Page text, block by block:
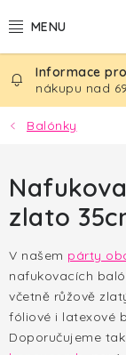
na
BALÓNKY
PÁRTY
TÉMATA
NAROZENINY
nákupu nad
Balónky
zlato
V našem párty
nafukovacích
včetně růžově
fóliové i latexové
Doporučujeme